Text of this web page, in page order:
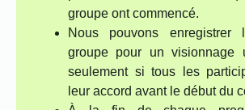
groupe ont commencé.
Nous pouvons
groupe pour un visionnage
seulement si tous les
leur accord avant le début du